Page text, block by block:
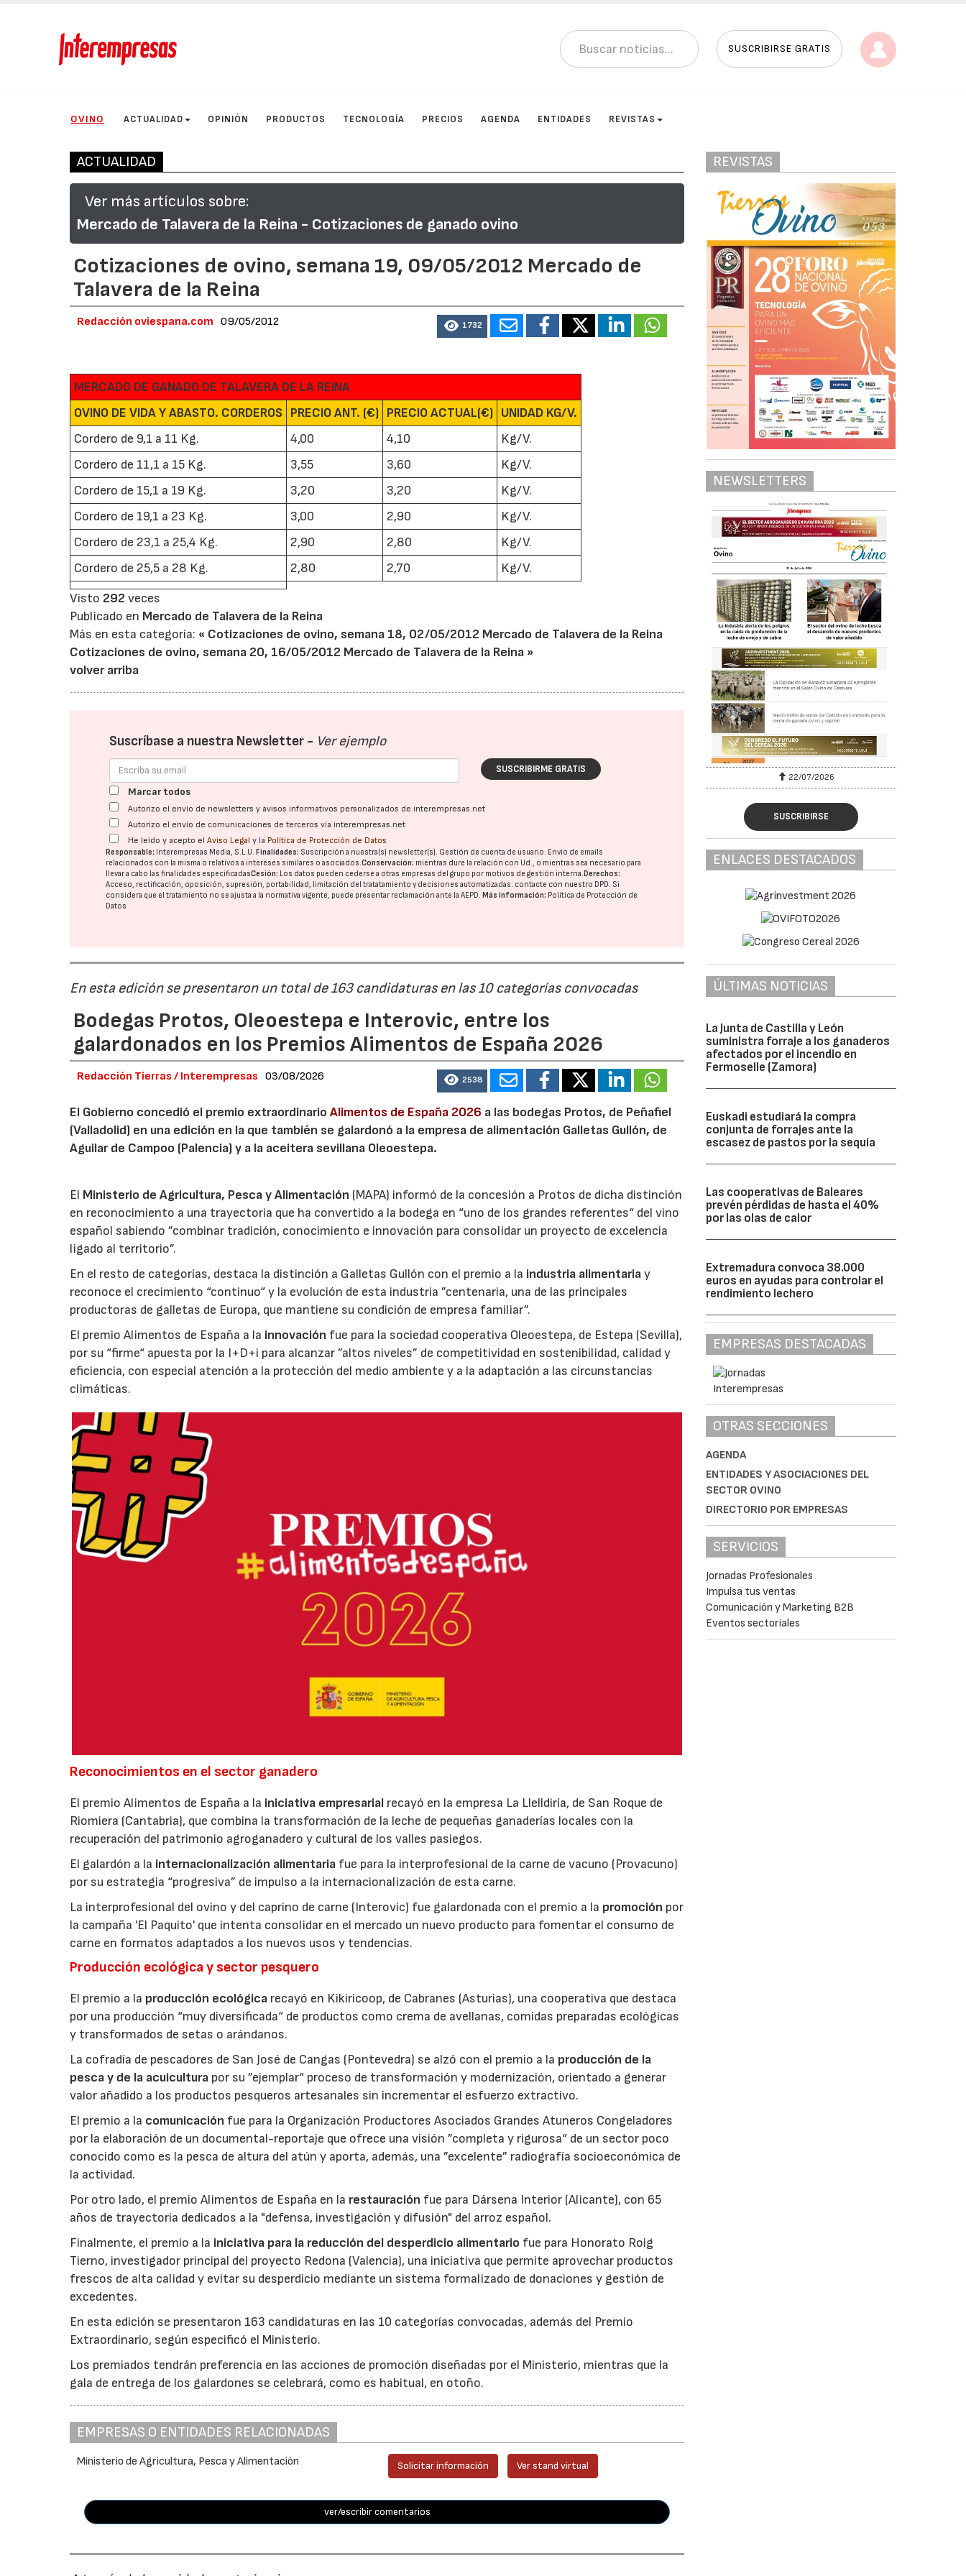
SUSCRIBIRSE GRATIS
OVINO ACTUALIDAD OPINIÓN PRODUCTOS TECNOLOGÍA PRECIOS AGENDA ENTIDADES REVISTAS
ACTUALIDAD
Ver más artículos sobre:
Mercado de Talavera de la Reina - Cotizaciones de ganado ovino
Cotizaciones de ovino, semana 19, 09/05/2012 Mercado de
Talavera de la Reina
Redacción oviespana.com 09/05/2012 1732
MERCADO DE GANADO DE TALAVERA DE LA REINA
OVINO DE VIDA Y ABASTO. CORDEROS
PRECIO ANT. (€) PRECIO ACTUAL(€) UNIDAD KG/V.
Cordero de 9,1 a 11 Kg.
4,00 4,10
Kg/V.
Cordero de 11,1 a 15 Kg.
3,55 3,60
Kg/V.
Cordero de 15,1 a 19 Kg.
3,20 3,20
Kg/V.
Cordero de 19,1 a 23 Kg.
3,00 2,90
Kg/V.
Cordero de 23,1 a 25,4 Kg.
2,90 2,80
Kg/V.
Cordero de 25,5 a 28 Kg.
2,80 2,70
Kg/V.
Visto 292 veces
Publicado en Mercado de Talavera de la Reina
Más en esta categoría: « Cotizaciones de ovino, semana 18, 02/05/2012 Mercado de Talavera de la Reina
Cotizaciones de ovino, semana 20, 16/05/2012 Mercado de Talavera de la Reina »
volver arriba
Suscríbase a nuestra Newsletter - Ver ejemplo
SUSCRIBIRME GRATIS
Marcar todos
Autorizo el envío de newsletters y avisos informativos personalizados de interempresas.net
Autorizo el envío de comunicaciones de terceros vía interempresas.net
He leído y acepto elAviso Legal y la Política de Protección de Datos
Responsable: Interempresas Media, S.L.U.Finalidades: Suscripción a nuestra(s) newsletter(s). Gestión de cuenta de usuario. Envío de emails
relacionados con la misma o relativos a intereses similares o asociados.Conservación: mientras dure la relación con Ud., o mientras sea necesario para
llevar a cabo las finalidades especificadasCesión: Los datos pueden cederse a otras empresas del grupo por motivos de gestión interna.Derechos:
Acceso, rectificación, oposición, supresión, portabilidad, limitación del tratatamiento y decisiones automatizadas: contacte con nuestro DPD. Si
considera que el tratamiento no se ajusta a la normativa vigente, puede presentar reclamación ante laAEPD.Más información: Política de Protección de
Datos
En esta edición se presentaron un total de 163 candidaturas en las 10 categorías convocadas
Bodegas Protos, Oleoestepa e Interovic, entre los
galardonados en los Premios Alimentos de España 2026
Redacción Tierras / Interempresas 03/08/2026 2538
El Gobierno concedió el premio extraordinarioAlimentos de España 2026 a las bodegas Protos, de Peñafiel
(Valladolid) en una edición en la que también se galardonó a la empresa de alimentación Galletas Gullón, de
Aguilar de Campoo (Palencia) y a la aceitera sevillana Oleoestepa.
El Ministerio de Agricultura, Pesca y Alimentación (MAPA) informó de la concesión a Protos de dicha distinción
en reconocimiento a una trayectoria que ha convertido a la bodega en “uno de los grandes referentes“ del vino
español sabiendo ”combinar tradición, conocimiento e innovación para consolidar un proyecto de excelencia
ligado al territorio”.
En el resto de categorías, destaca la distinción a Galletas Gullón con el premio a la industria alimentariay
reconoce el crecimiento “continuo“ y la evolución de esta industria ”centenaria, una de las principales
productoras de galletas de Europa, que mantiene su condición de empresa familiar”.
El premio Alimentos de España a la innovación fue para la sociedad cooperativa Oleoestepa, de Estepa (Sevilla),
por su “firme“ apuesta por la I+D+i para alcanzar ”altos niveles” de competitividad en sostenibilidad, calidad y
eficiencia, con especial atención a la protección del medio ambiente y a la adaptación a las circunstancias
climáticas.
Reconocimientos en el sector ganadero
El premio Alimentos de España a la iniciativa empresarial recayó en la empresa La Llelldiría, de San Roque de
Riomiera (Cantabria), que combina la transformación de la leche de pequeñas ganaderías locales con la
recuperación del patrimonio agroganadero y cultural de los valles pasiegos.
El galardón a la internacionalización alimentaria fue para la interprofesional de la carne de vacuno (Provacuno)
por su estrategia “progresiva” de impulso a la internacionalización de esta carne.
La interprofesional del ovino y del caprino de carne (Interovic) fue galardonada con el premio a la promoción por
la campaña 'El Paquito' que intenta consolidar en el mercado un nuevo producto para fomentar el consumo de
carne en formatos adaptados a los nuevos usos y tendencias.
Producción ecológica y sector pesquero
El premio a la producción ecológica recayó en Kikiricoop, de Cabranes (Asturias), una cooperativa que destaca
por una producción “muy diversificada“ de productos como crema de avellanas, comidas preparadas ecológicas
y transformados de setas o arándanos.
La cofradía de pescadores de San José de Cangas (Pontevedra) se alzó con el premio a la producción de la
pesca y de la acuicultura por su ”ejemplar“ proceso de transformación y modernización, orientado a generar
valor añadido a los productos pesqueros artesanales sin incrementar el esfuerzo extractivo.
El premio a la comunicación fue para la Organización Productores Asociados Grandes Atuneros Congeladores
por la elaboración de un documental-reportaje que ofrece una visión ”completa y rigurosa“ de un sector poco
conocido como es la pesca de altura del atún y aporta, además, una ”excelente” radiografía socioeconómica de
la actividad.
Por otro lado, el premio Alimentos de España en la restauración fue para Dársena Interior (Alicante), con 65
años de trayectoria dedicados a la "defensa, investigación y difusión" del arroz español.
Finalmente, el premio a la iniciativa para la reducción del desperdicio alimentario fue para Honorato Roig
Tierno, investigador principal del proyecto Redona (Valencia), una iniciativa que permite aprovechar productos
frescos de alta calidad y evitar su desperdicio mediante un sistema formalizado de donaciones y gestión de
excedentes.
En esta edición se presentaron 163 candidaturas en las 10 categorías convocadas, además del Premio
Extraordinario, según especificó el Ministerio.
Los premiados tendrán preferencia en las acciones de promoción diseñadas por el Ministerio, mientras que la
gala de entrega de los galardones se celebrará, como es habitual, en otoño.
EMPRESAS O ENTIDADES RELACIONADAS
Ministerio de Agricultura, Pesca y Alimentación Solicitar información Ver stand virtual
ver/escribir comentarios
REVISTAS
NEWSLETTERS
29/07/2026 22/07/2026
SUSCRIBIRSE
ENLACES DESTACADOS
ÚLTIMAS NOTICIAS
La Junta de Castilla y León
suministra forraje a los ganaderos
afectados por el incendio en
Fermoselle (Zamora)
Euskadi estudiará la compra
conjunta de forrajes ante la
escasez de pastos por la sequía
Las cooperativas de Baleares
prevén pérdidas de hasta el 40%
por las olas de calor
Extremadura convoca 38.000
euros en ayudas para controlar el
rendimiento lechero
EMPRESAS DESTACADAS
OTRAS SECCIONES
AGENDA
ENTIDADES Y ASOCIACIONES DEL
SECTOR OVINO
DIRECTORIO POR EMPRESAS
SERVICIOS
Jornadas Profesionales
Impulsa tus ventas
Comunicación y Marketing B2B
Eventos sectoriales